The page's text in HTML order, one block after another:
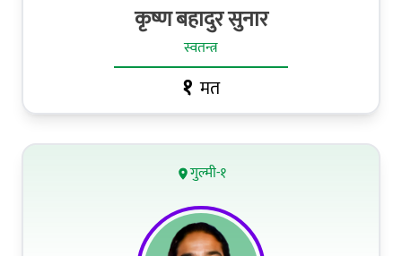
कृष्ण बहादुर सुनार
स्वतन्त्र
१ मत
गुल्मी-१